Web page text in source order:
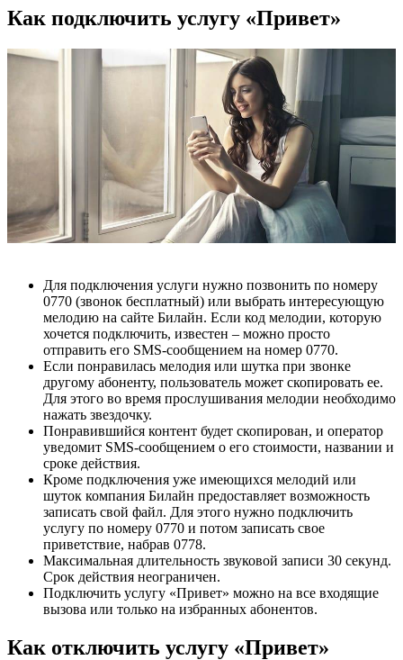
Как подключить услугу «Привет»
Для подключения услуги нужно позвонить по номеру
0770 (звонок бесплатный) или выбрать интересующую
мелодию на сайте Билайн. Если код мелодии, которую
хочется подключить, известен – можно просто
отправить его SMS-сообщением на номер 0770.
Если понравилась мелодия или шутка при звонке
другому абоненту, пользователь может скопировать ее.
Для этого во время прослушивания мелодии необходимо
нажать звездочку.
Понравившийся контент будет скопирован, и оператор
уведомит SMS-сообщением о его стоимости, названии и
сроке действия.
Кроме подключения уже имеющихся мелодий или
шуток компания Билайн предоставляет возможность
записать свой файл. Для этого нужно подключить
услугу по номеру 0770 и потом записать свое
приветствие, набрав 0778.
Максимальная длительность звуковой записи 30 секунд.
Срок действия неограничен.
Подключить услугу «Привет» можно на все входящие
вызова или только на избранных абонентов.
Как отключить услугу «Привет»